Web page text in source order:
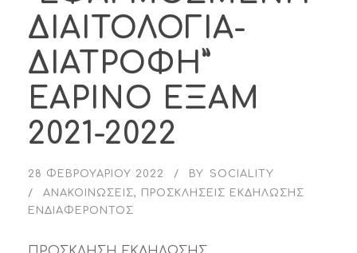
ΔΙΑΙΤΟΛΟΓΙΑ-
ΔΙΑΤΡΟΦΗ”
ΕΑΡΙΝΟ ΕΞΑΜ
2021-2022
28 ΦΕΒΡΟΥΑΡΊΟΥ 2022 BY
SOCIALITY
ΑΝΑΚΟΙΝΏΣΕΙΣ,
ΠΡΟΣΚΛΉΣΕΙΣ ΕΚΔΉΛΩΣΗΣ
ΕΝΔΙΑΦΈΡΟΝΤΟΣ